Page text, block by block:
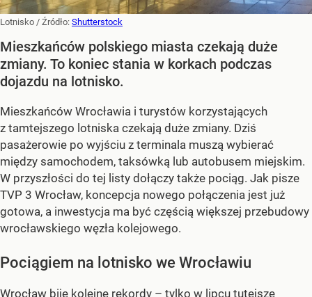
Lotnisko / Źródło: Shutterstock
Mieszkańców polskiego miasta czekają duże
zmiany. To koniec stania w korkach podczas
dojazdu na lotnisko.
Mieszkańców Wrocławia i turystów korzystających
z tamtejszego lotniska czekają duże zmiany. Dziś
pasażerowie po wyjściu z terminala muszą wybierać
między samochodem, taksówką lub autobusem miejskim.
W przyszłości do tej listy dołączy także pociąg. Jak pisze
TVP 3 Wrocław, koncepcja nowego połączenia jest już
gotowa, a inwestycja ma być częścią większej przebudowy
wrocławskiego węzła kolejowego.
Pociągiem na lotnisko we Wrocławiu
Wrocław bije kolejne rekordy – tylko w lipcu tutejsze